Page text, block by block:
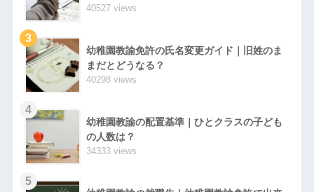
40527 views
3
幼稚園教諭免許の氏名変更ガイド｜旧姓のま
まだとどうなる？
40298 views
4
幼稚園教諭の配置基準｜ひとクラスの子ども
の人数は？
34333 views
5